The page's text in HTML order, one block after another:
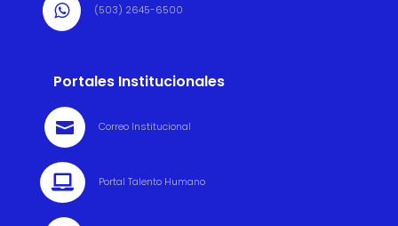
 (503) 2645-6500
Portales Institucionales
 Correo Institucional
 Portal Talento Humano